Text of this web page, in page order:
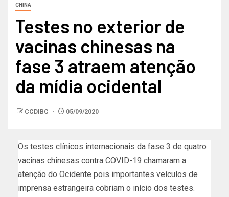
CHINA
Testes no exterior de
vacinas chinesas na
fase 3 atraem atenção
da mídia ocidental
CCDIBC 05/09/2020
Os testes clínicos internacionais da fase 3 de quatro
vacinas chinesas contra COVID-19 chamaram a
atenção do Ocidente pois importantes veículos de
imprensa estrangeira cobriam o início dos testes.